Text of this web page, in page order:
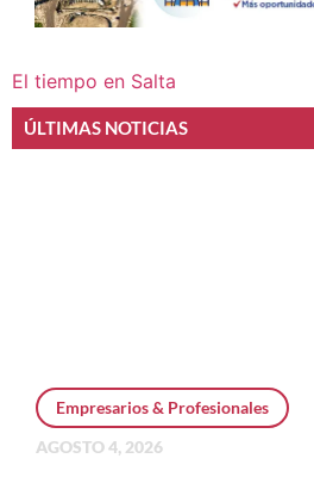
El tiempo en Salta
ÚLTIMAS NOTICIAS
Empresarios & Profesionales
AGOSTO 4, 2026